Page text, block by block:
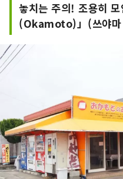
놓치는 주의! 조용히
(Okamoto)」(쓰야마